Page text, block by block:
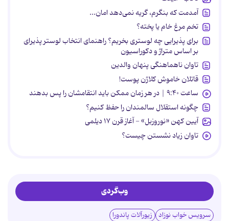
آمدمت که بنگرم، گریه نمی‌دهد امان...
تخم مرغ خام یا پخته؟
برای پذیرایی چه لوستری بخریم؟ راهنمای انتخاب لوستر پذیرای
بر اساس متراژ و دکوراسیون
تاوان ناهماهنگی پنهان والدین
قاتلان خاموش کلاژن پوست!
ساعت ۹:۴۰ | در هر زمان ممکن باید انتقامشان را پس بدهند
چگونه استقلال سالمندان را حفظ کنیم؟
آیین کهن «نوروزبل» - آغاز قرن ۱۷ دیلمی
تاوان زیاد نشستن چیست؟
وب‌گردی
سرویس خواب نوزاد زیورآلات پاندورا